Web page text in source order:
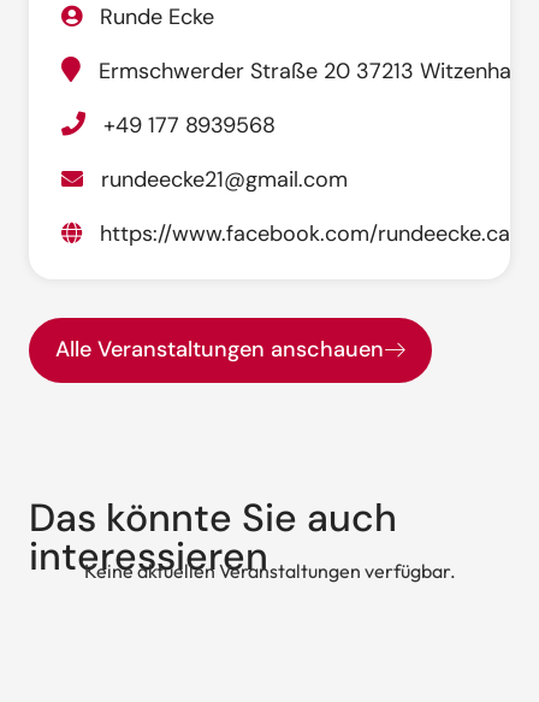
Runde Ecke
Ermschwerder Straße 20 37213
+49 177 8939568
rundeecke21@gmail.com
https://www.facebook.com/
Alle Veranstaltungen anschauen
Das könnte Sie auch
interessieren
Keine aktuellen Veranstaltungen verfügbar.